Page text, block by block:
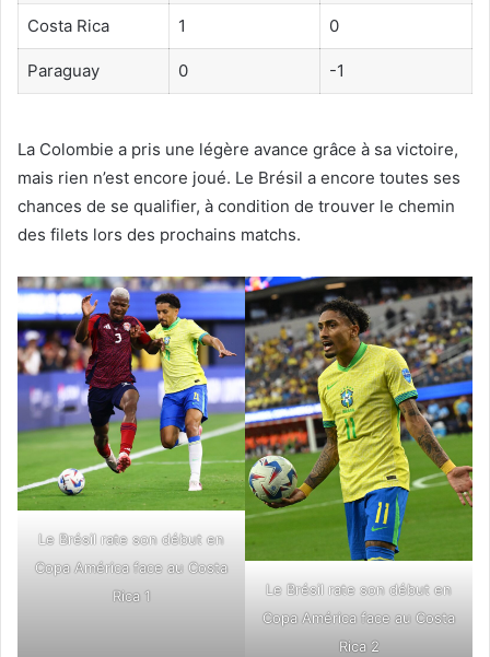
Costa Rica 1 0
Paraguay 0 -1
La Colombie a pris une légère avance grâce à sa victoire,
mais rien n’est encore joué. Le Brésil a encore toutes ses
chances de se qualifier, à condition de trouver le chemin
des filets lors des prochains matchs.
Le Brésil rate son début en
Copa América face au Costa
Rica 1
Le Brésil rate son début en
Copa América face au Costa
Rica 2